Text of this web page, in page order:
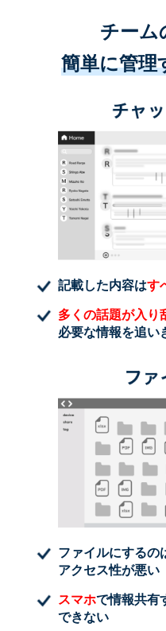
チーム
簡単に管理
記載した内容はす
多くの話題が入り
必要な情報を追い
ファイルにするの
アクセス性が悪い
スマホで情報共有
できない